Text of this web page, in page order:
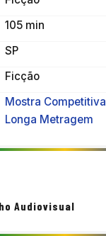
105 min
SP
Ficção
Mostra Competitiva
Longa Metragem
Audiovisual